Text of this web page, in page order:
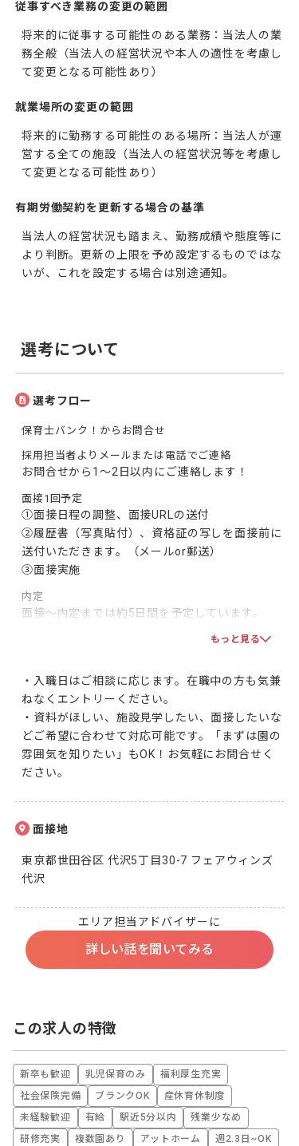
従事すべき業務の変更の範囲
将来的に従事する可能性のある業務：当法人の業
務全般（当法人の経営状況や本人の適性を考慮し
て変更となる可能性あり）
就業場所の変更の範囲
将来的に勤務する可能性のある場所：当法人が運
営する全ての施設（当法人の経営状況等を考慮し
て変更となる可能性あり）
有期労働契約を更新する場合の基準
当法人の経営状況も踏まえ、勤務成績や態度等に
より判断。更新の上限を予め設定するものではな
いが、これを設定する場合は別途通知。
選考について
選考フロー
保育士バンク！からお問合せ
採用担当者よりメールまたは電話でご連絡
お問合せから1～2日以内にご連絡します！
面接1回予定
①面接日程の調整、面接URLの送付
②履歴書（写真貼付）、資格証の写しを面接前に
送付いただきます。（メールor郵送）
③面接実施
内定
面接～内定までは約5日間を予定しています。
双方で合意となりましたら、採用となります！一
もっと見る
・入職日はご相談に応じます。在職中の方も気兼
ねなくエントリーください。
・資料がほしい、施設見学したい、面接したいな
どご希望に合わせて対応可能です。「まずは園の
雰囲気を知りたい」もOK！お気軽にお問合せく
ださい。
面接地
東京都世田谷区 代沢5丁目30-7 フェアウィンズ
代沢
エリア担当アドバイザーに
詳しい話を聞いてみる
この求人の特徴
新卒も歓迎 乳児保育のみ
福利厚生充実
社会保険完備
ブランクOK
産休育休制度
未経験歓迎
有給 駅近5分以内
残業少なめ
研修充実
複数園あり アットホーム 週2.3日~OK